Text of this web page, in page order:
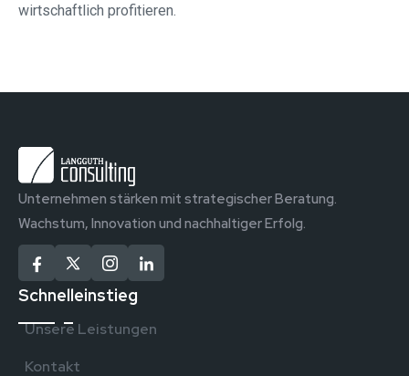
wirtschaftlich profitieren.
Unternehmen stärken mit strategischer Beratung.
Wachstum, Innovation und nachhaltiger Erfolg.
Schnelleinstieg
Unsere Leistungen
Kontakt